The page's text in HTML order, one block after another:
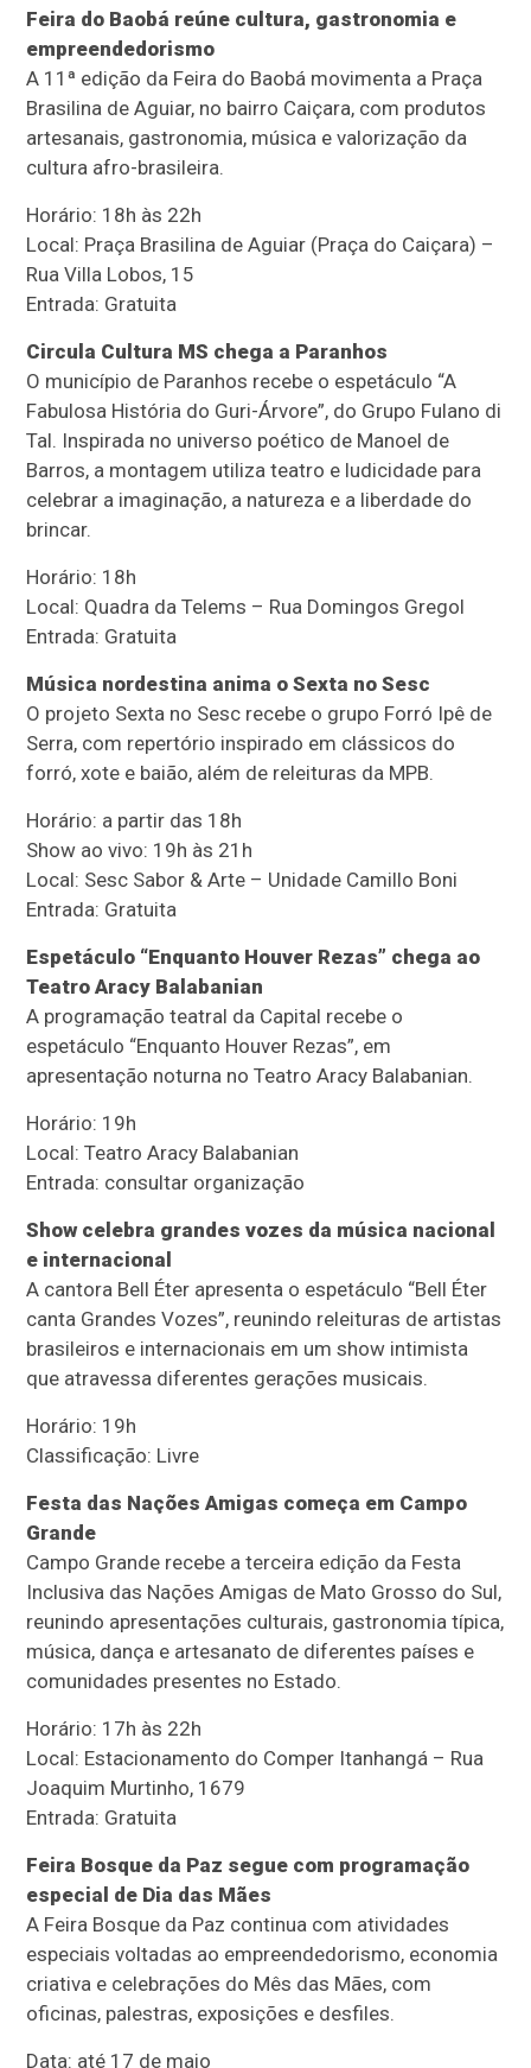
Feira do Baobá reúne cultura, gastronomia e
empreendedorismo
A 11ª edição da Feira do Baobá movimenta a Praça
Brasilina de Aguiar, no bairro Caiçara, com produtos
artesanais, gastronomia, música e valorização da
cultura afro-brasileira.
Horário: 18h às 22h
Local: Praça Brasilina de Aguiar (Praça do Caiçara) –
Rua Villa Lobos, 15
Entrada: Gratuita
Circula Cultura MS chega a Paranhos
O município de Paranhos recebe o espetáculo “A
Fabulosa História do Guri-Árvore”, do Grupo Fulano di
Tal. Inspirada no universo poético de Manoel de
Barros, a montagem utiliza teatro e ludicidade para
celebrar a imaginação, a natureza e a liberdade do
brincar.
Horário: 18h
Local: Quadra da Telems – Rua Domingos Gregol
Entrada: Gratuita
Música nordestina anima o Sexta no Sesc
O projeto Sexta no Sesc recebe o grupo Forró Ipê de
Serra, com repertório inspirado em clássicos do
forró, xote e baião, além de releituras da MPB.
Horário: a partir das 18h
Show ao vivo: 19h às 21h
Local: Sesc Sabor & Arte – Unidade Camillo Boni
Entrada: Gratuita
Espetáculo “Enquanto Houver Rezas” chega ao
Teatro Aracy Balabanian
A programação teatral da Capital recebe o
espetáculo “Enquanto Houver Rezas”, em
apresentação noturna no Teatro Aracy Balabanian.
Horário: 19h
Local: Teatro Aracy Balabanian
Entrada: consultar organização
Show celebra grandes vozes da música nacional
e internacional
A cantora Bell Éter apresenta o espetáculo “Bell Éter
canta Grandes Vozes”, reunindo releituras de artistas
brasileiros e internacionais em um show intimista
que atravessa diferentes gerações musicais.
Horário: 19h
Classificação: Livre
Festa das Nações Amigas começa em Campo
Grande
Campo Grande recebe a terceira edição da Festa
Inclusiva das Nações Amigas de Mato Grosso do Sul,
reunindo apresentações culturais, gastronomia típica,
música, dança e artesanato de diferentes países e
comunidades presentes no Estado.
Horário: 17h às 22h
Local: Estacionamento do Comper Itanhangá – Rua
Joaquim Murtinho, 1679
Entrada: Gratuita
Feira Bosque da Paz segue com programação
especial de Dia das Mães
A Feira Bosque da Paz continua com atividades
especiais voltadas ao empreendedorismo, economia
criativa e celebrações do Mês das Mães, com
oficinas, palestras, exposições e desfiles.
Data: até 17 de maio